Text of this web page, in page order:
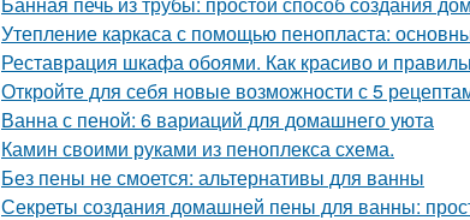
Утепление каркаса с помощью пенопласта:
Реставрация шкафа обоями. Как красиво и
Откройте для себя новые возможности с 5
Ванна с пеной: 6 вариаций для домашнего уюта
Камин своими руками из пеноплекса схема.
Без пены не смоется: альтернативы для ванны
Секреты создания домашней пены для ванны: